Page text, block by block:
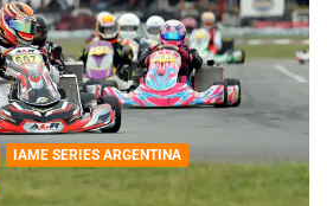
IAME SERIES ARGENTINA